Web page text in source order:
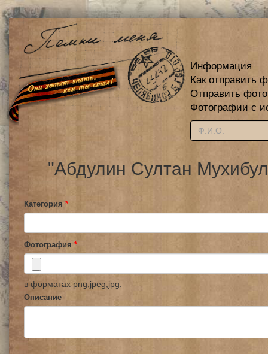
Информация
Как отправить
Отправить
Фотографии с
"Абдулин Султан
Категория *
Фотография *
в форматах png,jpeg,jpg.
Описание